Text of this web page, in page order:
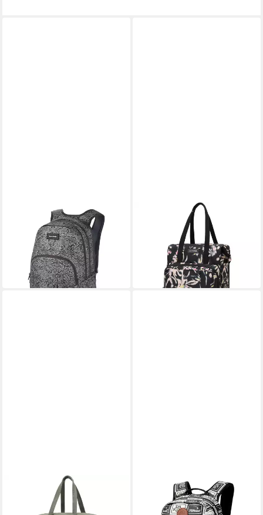
Rucksack Dakine Campus M
25L Petal Maze Rucksack
79,95 €
in 3-4 Werktagen bei dir
Federmäppchen Campus
40,65 € UVP89,95 €
in 3-4 Werktagen bei dir
Federmäppchen Campus
Rucksack Campus M 25L
Hawaii Unisex Erwachsene